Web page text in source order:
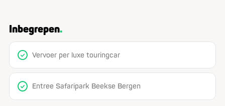
Inbegrepen
Vervoer per luxe touringcar
Entree Safaripark Beekse Bergen